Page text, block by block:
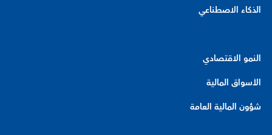
الذكاء الاصطناعي
النمو الاقتصادي
الأسواق المالية
شؤون المالية العامة